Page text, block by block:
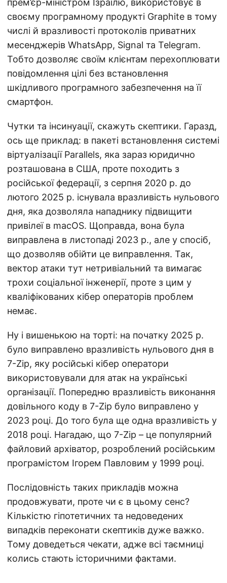
прем’єр-міністром Ізраїлю, використовує в
своєму програмному продукті Graphite в тому
числі й вразливості протоколів приватних
месенджерів WhatsApp, Signal та Telegram.
Тобто дозволяє своїм клієнтам перехоплювати
повідомлення цілі без встановлення
шкідливого програмного забезпечення на її
смартфон.
Чутки та інсинуації, скажуть скептики. Гаразд,
ось ще приклад: в пакеті встановлення системі
віртуалізації Parallels, яка зараз юридично
розташована в США, проте походить з
російської федерації, з серпня 2020 р. до
лютого 2025 р. існувала вразливість нульового
дня, яка дозволяла нападнику підвищити
привілеї в macOS. Щоправда, вона була
виправлена в листопаді 2023 р., але у спосіб,
що дозволяв обійти це виправлення. Так,
вектор атаки тут нетривіальний та вимагає
трохи соціальної інженерії, проте з цим у
кваліфікованих кібер операторів проблем
немає.
Ну і вишенькою на торті: на початку 2025 р.
було виправлено вразливість нульового дня в
7-Zip, яку російські кібер оператори
використовували для атак на українські
організації. Попередню вразливість виконання
довільного коду в 7-Zip було виправлено у
2023 році. До того була ще одна вразливість у
2018 році. Нагадаю, що 7-Zip – це популярний
файловий архіватор, розроблений російським
програмістом Ігорем Павловим у 1999 році.
Послідовність таких прикладів можна
продовжувати, проте чи є в цьому сенс?
Кількістю гіпотетичних та недоведених
випадків переконати скептиків дуже важко.
Тому доведеться чекати, адже всі таємниці
колись стають історичними фактами.